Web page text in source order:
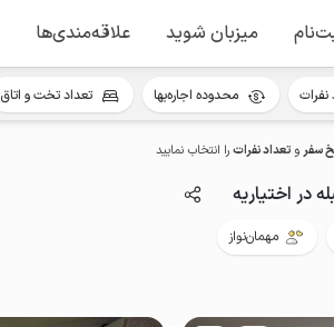
میزبان شوید علاقه‌مندی‌ها
سفرو تعداد نفراترا انتخاب نمایید
در اختیاریه
مهمان‌نواز
نفرات محدوده اجاره‌بها تعداد تخت و اتاق